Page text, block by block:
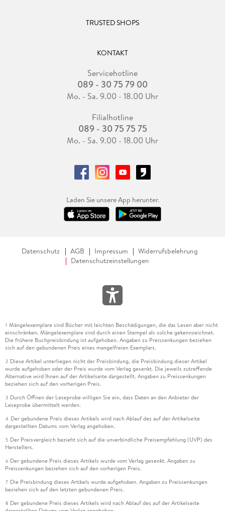
TRUSTED SHOPS
KONTAKT
Servicehotline
089 - 30 75 79 00
Mo. - Sa. 9.00 - 18.00 Uhr
Filialhotline
089 - 30 75 75 75
Mo. - Sa. 9.00 - 18.00 Uhr
Laden Sie unsere App herunter.
Datenschutz AGB Impressum
Widerrufsbelehrung
Datenschutzeinstellungen
1 Mängelexemplare sind Bücher mit leichten Beschädigungen, die das Lesen aber nicht
einschränken. Mängelexemplare sind durch einen Stempel als solche gekennzeichnet.
Die frühere Buchpreisbindung ist aufgehoben. Angaben zu Preissenkungen beziehen
sich auf den gebundenen Preis eines mangelfreien Exemplars.
2 Diese Artikel unterliegen nicht der Preisbindung, die Preisbindung dieser Artikel
wurde aufgehoben oder der Preis wurde vom Verlag gesenkt. Die jeweils zutreffende
Alternative wird Ihnen auf der Artikelseite dargestellt. Angaben zu Preissenkungen
beziehen sich auf den vorherigen Preis.
3 Durch Öffnen der Leseprobe willigen Sie ein, dass Daten an den Anbieter der
Leseprobe übermittelt werden.
4 Der gebundene Preis dieses Artikels wird nach Ablauf des auf der Artikelseite
dargestellten Datums vom Verlag angehoben.
5 Der Preisvergleich bezieht sich auf die unverbindliche Preisempfehlung (UVP) des
Herstellers.
6 Der gebundene Preis dieses Artikels wurde vom Verlag gesenkt. Angaben zu
Preissenkungen beziehen sich auf den vorherigen Preis.
7 Die Preisbindung dieses Artikels wurde aufgehoben. Angaben zu Preissenkungen
beziehen sich auf den letzten gebundenen Preis.
8 Der gebundene Preis dieses Artikels wird nach Ablauf des auf der Artikelseite